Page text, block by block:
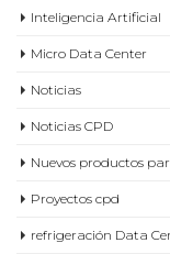
Inteligencia Artificial
Micro Data Center
Noticias
Noticias CPD
Nuevos productos
Proyectos cpd
refrigeración Data